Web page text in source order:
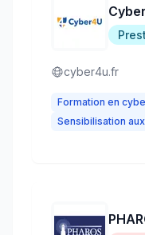
cyber4u.fr
Formation en
Sensibilisation